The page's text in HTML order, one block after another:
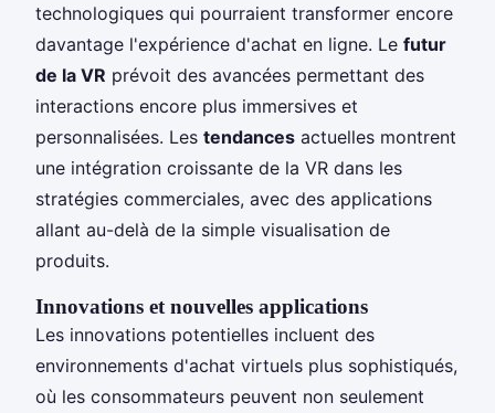
technologiques qui pourraient transformer encore
davantage l'expérience d'achat en ligne. Le futur
de la VR prévoit des avancées permettant des
interactions encore plus immersives et
personnalisées. Les tendances actuelles montrent
une intégration croissante de la VR dans les
stratégies commerciales, avec des applications
allant au-delà de la simple visualisation de
produits.
Innovations et nouvelles applications
Les innovations potentielles incluent des
environnements d'achat virtuels plus sophistiqués,
où les consommateurs peuvent non seulement